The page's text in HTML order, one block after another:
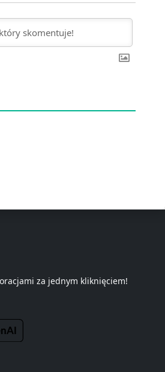
za jednym kliknięciem!